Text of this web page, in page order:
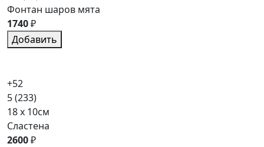
Фонтан шаров мята
1740₽
Добавить
+52
5(233)
18 x 10см
Сластена
2600₽